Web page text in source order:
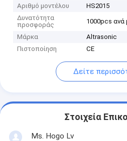
Αριθμό μοντέλου
HS2015
Δυνατότητα
προσφοράς
1000pcs ανά
Μάρκα
Altrasonic
Πιστοποίηση
CE
Δείτε
Στοιχεία
Ms. Hogo Lv